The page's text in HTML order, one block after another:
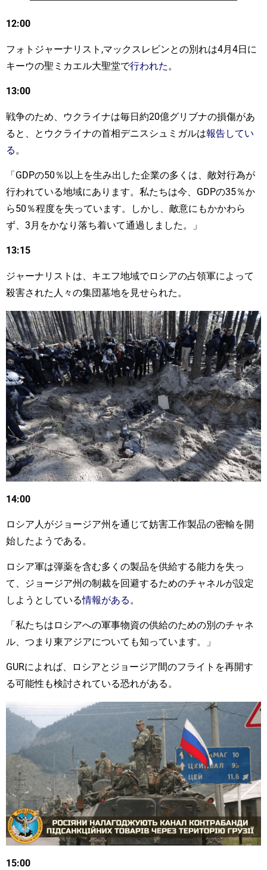
12:00
フォトジャーナリスト,マックスレビンとの別れは4月4日に
キーウの聖ミカエル大聖堂で行われた。
13:00
戦争のため、ウクライナは毎日約20億グリブナの損傷があ
ると、とウクライナの首相デニスシュミガルは報告してい
る 。
「GDPの50％以上を生み出した企業の多くは、敵対行為が
行われている地域にあります。私たちは今、GDPの35％か
ら50％程度を失っています。しかし、敵意にもかかわら
ず、3月をかなり落ち着いて通過しました。」
13:15
ジャーナリストは、キエフ地域でロシアの占領軍によって
殺害された人々の集団墓地を見せられた。
14:00
ロシア人がジョージア州を通じて妨害工作製品の密輸を開
始したようである。
ロシア軍は弾薬を含む多くの製品を供給する能力を失っ
て、ジョージア州の制裁を回避するためのチャネルが設定
しようとしている情報がある 。
「私たちはロシアへの軍事物資の供給のための別のチャネ
ル、つまり東アジアについても知っています。」
GURによれば、ロシアとジョージア間のフライトを再開す
る可能性も検討されている恐れがある。
15:00